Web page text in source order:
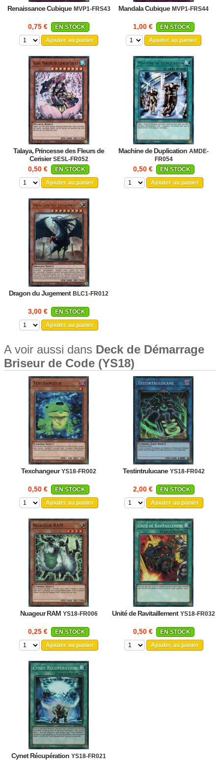
Renaissance Cubique MVP1-FRS43
0,75 €
EN STOCK
Ajouter au panier
Mandala Cubique MVP1-FRS44
1,00 €
EN STOCK
Ajouter au panier
Talaya, Princesse des Fleurs de
Cerisier SESL-FR052
0,50 €
EN STOCK
Ajouter au panier
Machine de Duplication AMDE-
FR054
0,50 €
EN STOCK
Ajouter au panier
Dragon du Jugement BLC1-FR012
3,00 €
EN STOCK
Ajouter au panier
A voir aussi dans Deck de Démarrage
Briseur de Code (YS18)
Texchangeur YS18-FR002
0,50 €
EN STOCK
Ajouter au panier
Testintrulucane YS18-FR042
2,00 €
EN STOCK
Ajouter au panier
Nuageur RAM YS18-FR006
0,25 €
EN STOCK
Ajouter au panier
Unité de Ravitaillement YS18-FR032
0,50 €
EN STOCK
Ajouter au panier
Cynet Récupération YS18-FR021